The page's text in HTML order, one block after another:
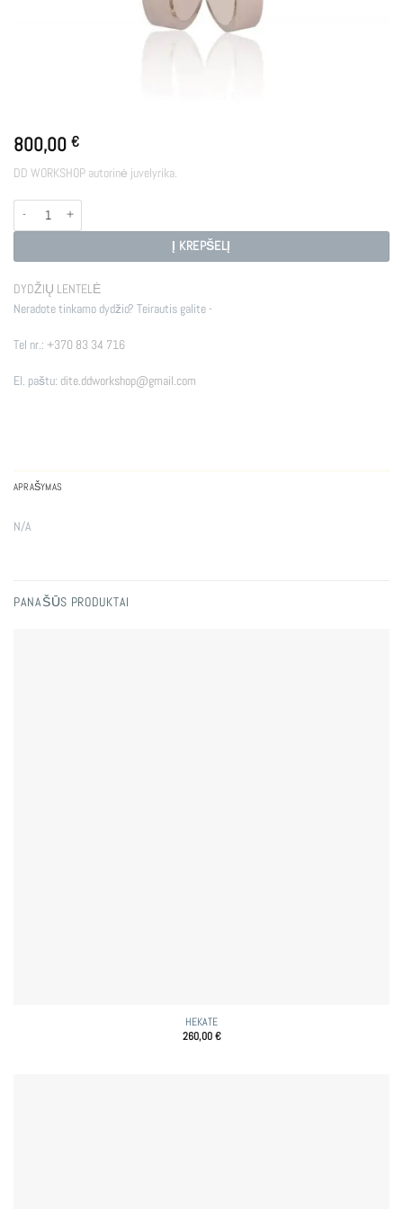
800,00 €
DD WORKSHOP autorinė juvelyrika.
produkto kiekis: WR - THREE
Į KREPŠELĮ
DYDŽIŲ LENTELĖ
Neradote tinkamo dydžio? Teirautis galite -
Tel nr.: +370 83 34 716
El. paštu: dite.ddworkshop@gmail.com
APRAŠYMAS
N/A
PANAŠŪS PRODUKTAI
HEKATE
260,00€